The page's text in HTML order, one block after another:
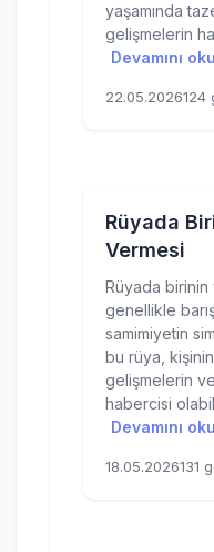
yaşamında
gelişmelerin
Devamını
22.05.2026124
Rüyada
Vermesi
Rüyada birinin
genellikle
samimiyetin
bu rüya,
gelişmelerin
habercisi
Devamını
18.05.2026131